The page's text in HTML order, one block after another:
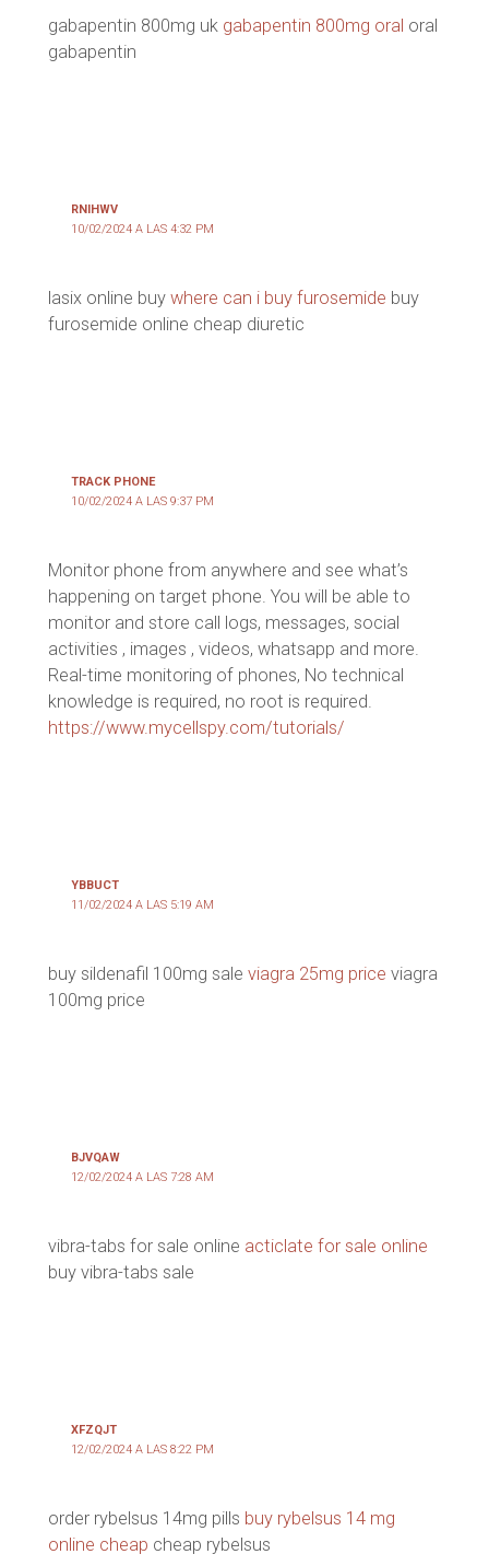
gabapentin 800mg uk gabapentin 800mg oral oral
gabapentin
RNIHWV
10/02/2024 A LAS 4:32 PM
lasix online buy where can i buy furosemide buy
furosemide online cheap diuretic
TRACK PHONE
10/02/2024 A LAS 9:37 PM
Monitor phone from anywhere and see what’s
happening on target phone. You will be able to
monitor and store call logs, messages, social
activities , images , videos, whatsapp and more.
Real-time monitoring of phones, No technical
knowledge is required, no root is required.
https://www.mycellspy.com/tutorials/
YBBUCT
11/02/2024 A LAS 5:19 AM
buy sildenafil 100mg sale viagra 25mg price viagra
100mg price
BJVQAW
12/02/2024 A LAS 7:28 AM
vibra-tabs for sale online acticlate for sale online
buy vibra-tabs sale
XFZQJT
12/02/2024 A LAS 8:22 PM
order rybelsus 14mg pills buy rybelsus 14 mg
online cheap cheap rybelsus